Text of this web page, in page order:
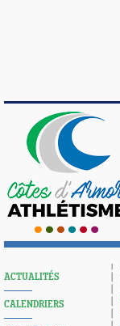
ACTUALITÉS
CALENDRIERS